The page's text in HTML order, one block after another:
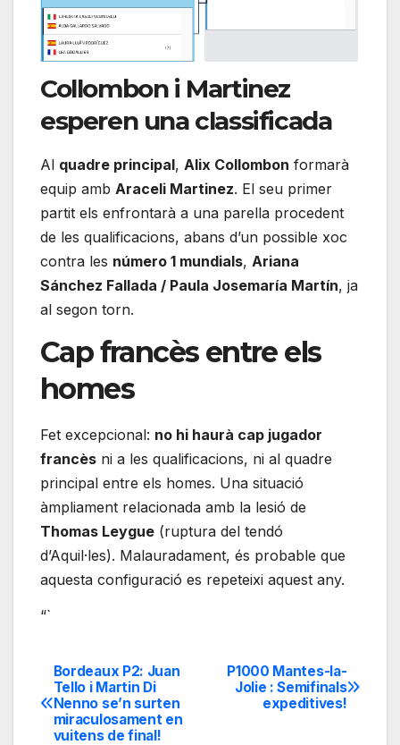
Collombon i Martinez
esperen una classificada
Al quadre principal, Alix Collombon formarà
equip amb Araceli Martinez. El seu primer
partit els enfrontarà a una parella procedent
de les qualificacions, abans d’un possible xoc
contra les número 1 mundials, Ariana
Sánchez Fallada / Paula Josemaría Martín, ja
al segon torn.
Cap francès entre els
homes
Fet excepcional: no hi haurà cap jugador
francès ni a les qualificacions, ni al quadre
principal entre els homes. Una situació
àmpliament relacionada amb la lesió de
Thomas Leygue (ruptura del tendó
d’Aquil·les). Malauradament, és probable que
aquesta configuració es repeteixi aquest any.
“`
Navegación
de
P1000 Mantes-la-
Jolie : Semifinals
expeditives!
Bordeaux P2: Juan
Tello i Martin Di
Nenno se’n surten
miraculosament en
vuitens de final!